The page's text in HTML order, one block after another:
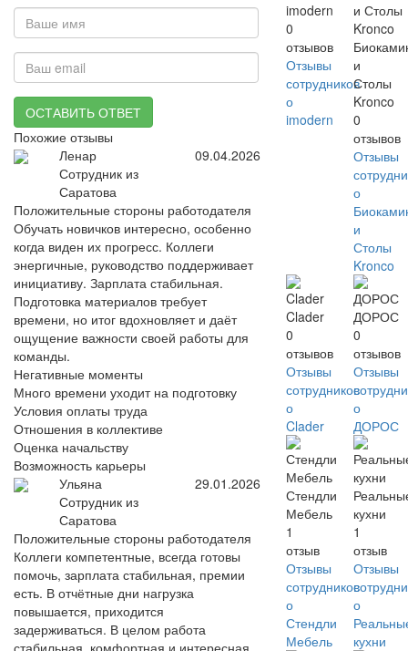
ОСТАВИТЬ ОТВЕТ
Похожие отзывы
Ленар
Сотрудник из
Саратова
09.04.2026
Положительные стороны работодателя
Обучать новичков интересно, особенно
когда виден их прогресс. Коллеги
энергичные, руководство поддерживает
инициативу. Зарплата стабильная.
Подготовка материалов требует
времени, но итог вдохновляет и даёт
ощущение важности своей работы для
команды.
Негативные моменты
Много времени уходит на подготовку
Условия оплаты труда
Отношения в коллективе
Оценка начальству
Возможность карьеры
Ульяна
Сотрудник из
Саратова
29.01.2026
Положительные стороны работодателя
Коллеги компетентные, всегда готовы
помочь, зарплата стабильная, премии
есть. В отчётные дни нагрузка
повышается, приходится
задерживаться. В целом работа
стабильная, комфортная и интересная,
imodern
0
отзывов
Отзывы
сотрудников
о
imodern
и
Столы
Kronco
0
отзывов
Отзывы
о
и
Столы
Kronco
Clader
0
отзывов
Отзывы
сотрудников
о
Clader
ДОРОС
0
отзывов
Отзывы
о
ДОРОС
Стендли
Мебель
1
отзыв
Отзывы
сотрудников
о
Стендли
Мебель
кухни
1
отзыв
Отзывы
о
кухни